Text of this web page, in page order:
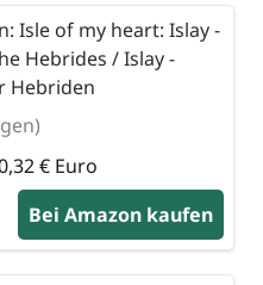
Isle of my heart: Islay -
Hebrides / Islay -
Hebriden
€ Euro
Bei Amazon kaufen